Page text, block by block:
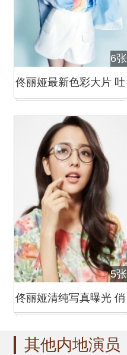
6张
佟丽娅最新色彩大片 吐
5张
佟丽娅清纯写真曝光 俏
其他内地演员